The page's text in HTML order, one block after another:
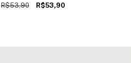
R$53,90 R$53,90